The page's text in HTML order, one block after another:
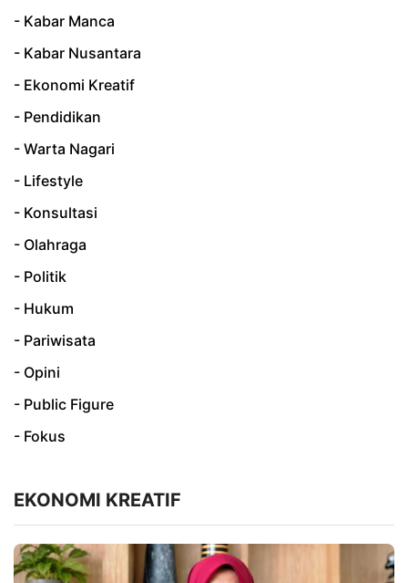
- Kabar Manca
- Kabar Nusantara
- Ekonomi Kreatif
- Pendidikan
- Warta Nagari
- Lifestyle
- Konsultasi
- Olahraga
- Politik
- Hukum
- Pariwisata
- Opini
- Public Figure
- Fokus
EKONOMI KREATIF